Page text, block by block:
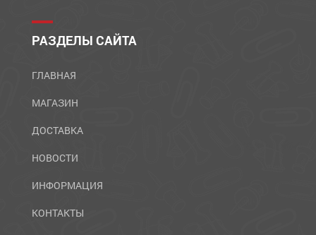
РАЗДЕЛЫ САЙТА
ГЛАВНАЯ
МАГАЗИН
ДОСТАВКА
НОВОСТИ
ИНФОРМАЦИЯ
КОНТАКТЫ